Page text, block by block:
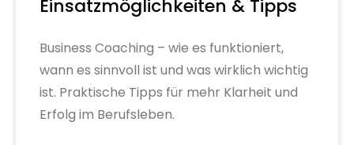
Einsatzmöglichkeiten & Tipps
Business Coaching – wie es funktioniert,
wann es sinnvoll ist und was wirklich wichtig
ist. Praktische Tipps für mehr Klarheit und
Erfolg im Berufsleben.